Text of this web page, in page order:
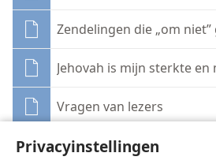
Privacyinstellingen
Zendelingen die „om niet”
Jehovah is mijn sterkte en
Vragen van lezers
Mededelingen